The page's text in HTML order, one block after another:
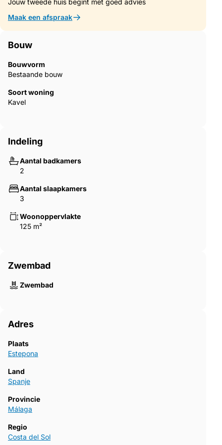
Jouw tweede huis begint met goed advies
Maak een afspraak
Bouw
Bouwvorm
Bestaande bouw
Soort woning
Kavel
Indeling
Aantal badkamers
2
Aantal slaapkamers
3
Woonoppervlakte
125 m²
Zwembad
Zwembad
Adres
Plaats
Estepona
Land
Spanje
Provincie
Málaga
Regio
Costa del Sol